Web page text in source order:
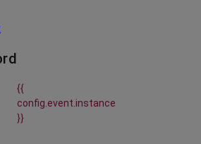
{{
config.event.instance
}}